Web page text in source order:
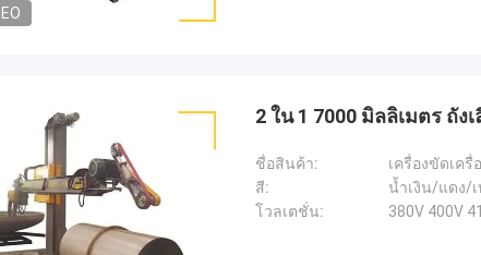
2 ใน 1 7000 มิลลิเมตร ถั
ชื่อสินค้า:
เครื่องขัดเครื่
สี:
น้ำเงิน/แดง/เ
โวลเตชั่น:
380V 400V